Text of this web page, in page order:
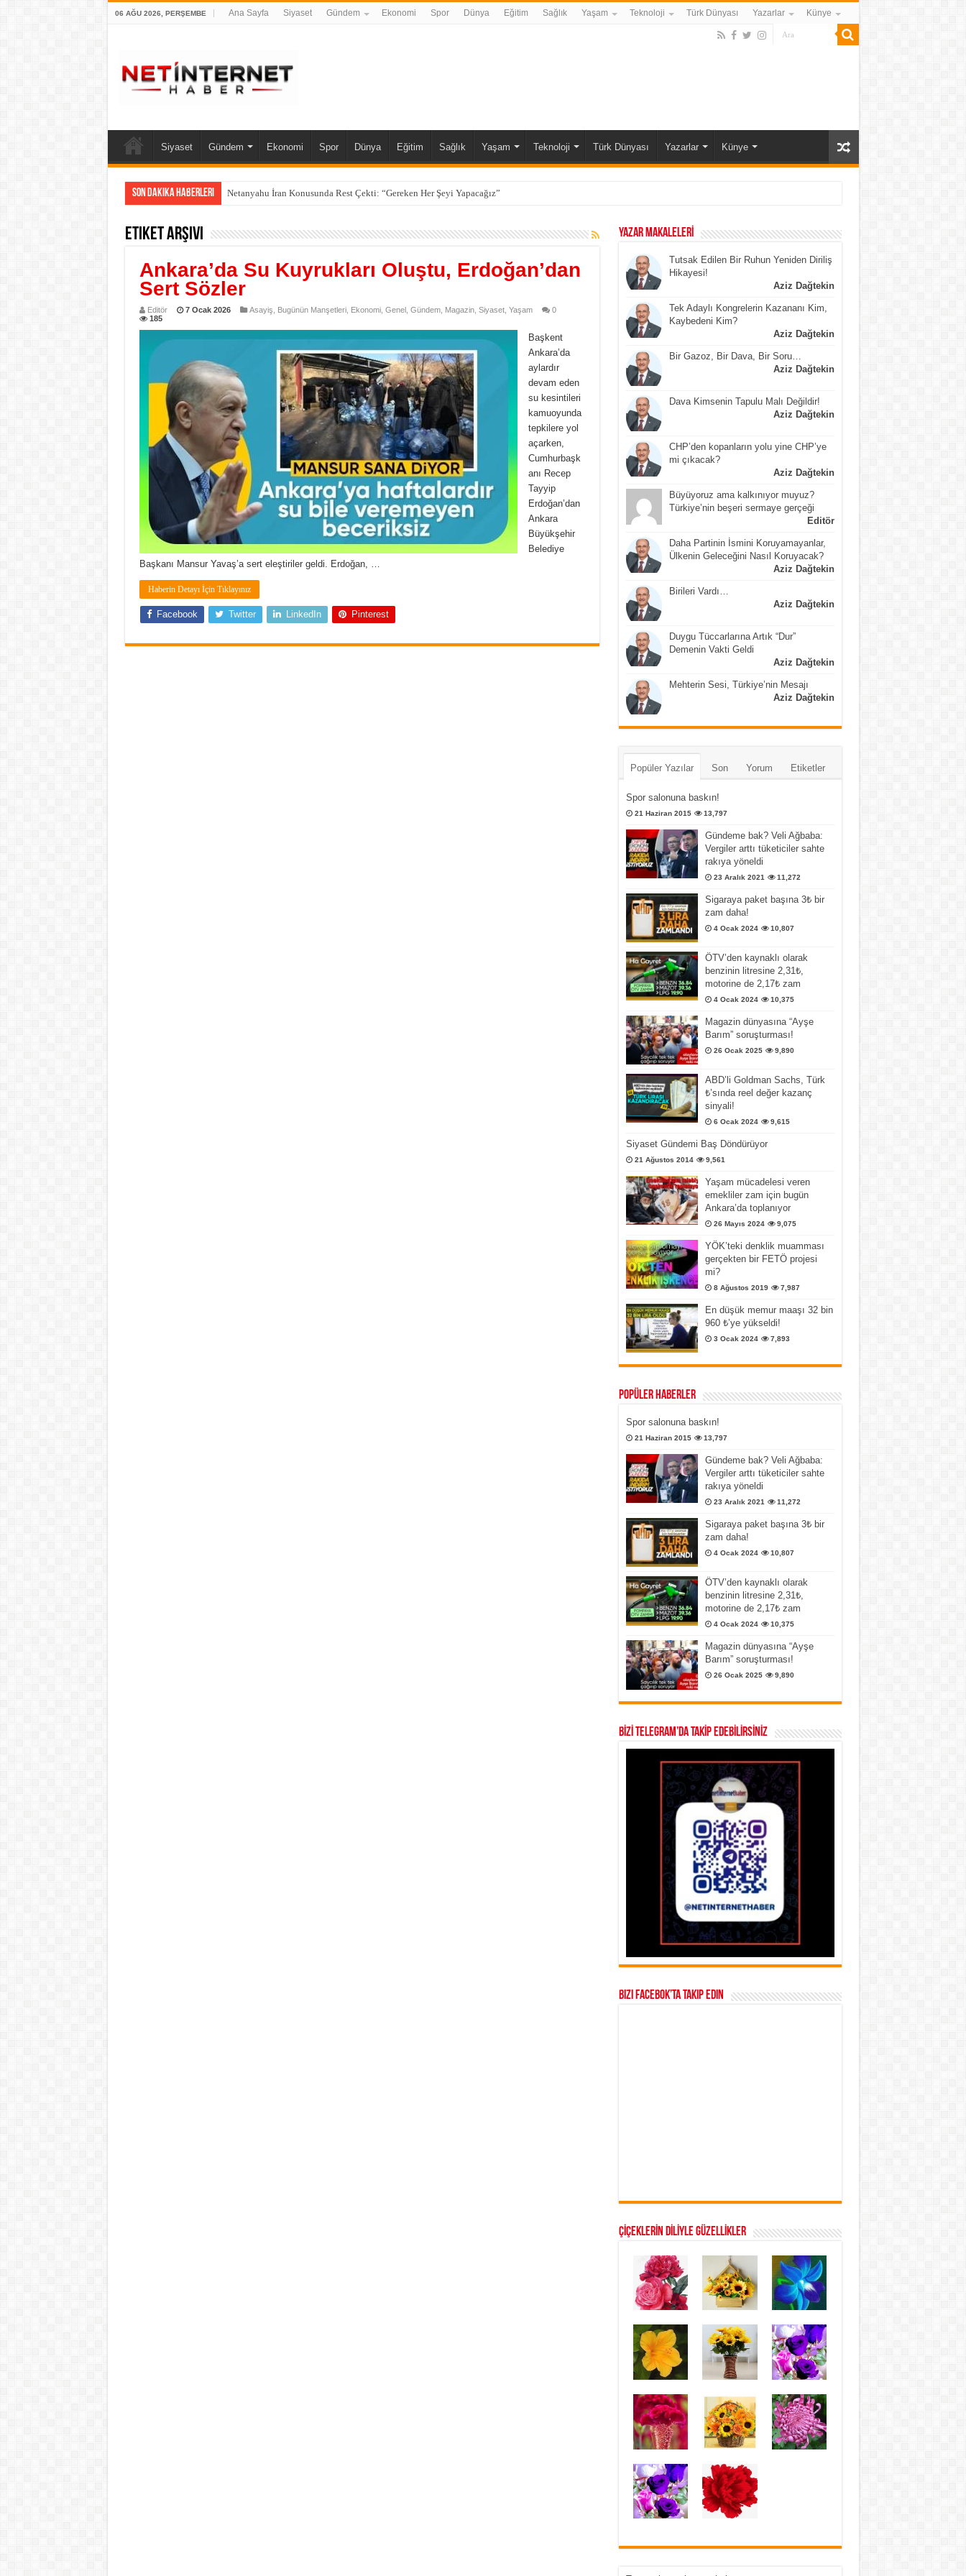
06 AĞU 2026, PERŞEMBE Ana Sayfa Siyaset Gündem Ekonomi Spor Dünya Eğitim Sağlık Yaşam Teknoloji Türk Dünyası Yazarlar Künye
Siyaset Gündem Ekonomi Spor Dünya Eğitim Sağlık Yaşam Teknoloji Türk Dünyası Yazarlar Künye
Son Dakika Haberleri Netanyahu İran Konusunda Rest Çekti: “Gereken Her Şeyi Yapacağız”
Etiket Arşivi
Ankara’da Su Kuyrukları Oluştu, Erdoğan’dan
Sert Sözler
Editör 7 Ocak 2026 Asayiş Bugünün Manşetleri, Ekonomi, Genel, Gündem, Magazin, Siyaset, Yaşam
0
185
Başkent
Ankara’da
aylardır
devam eden
su kesintileri
kamuoyunda
tepkilere yol
açarken,
Cumhurbaşk
anı Recep
Tayyip
Erdoğan’dan
Ankara
Büyükşehir
Belediye
Başkanı Mansur Yavaş’a sert eleştiriler geldi. Erdoğan, …
Haberin Detayı İçin Tıklayınız
Facebook Twitter LinkedIn Pinterest
YAZAR MAKALELERİ
Tutsak Edilen Bir Ruhun Yeniden Diriliş
Hikayesi!
Aziz Dağtekin
Tek Adaylı Kongrelerin Kazananı Kim,
Kaybedeni Kim?
Aziz Dağtekin
Bir Gazoz, Bir Dava, Bir Soru…
Aziz Dağtekin
Dava Kimsenin Tapulu Malı Değildir!
Aziz Dağtekin
CHP’den kopanların yolu yine CHP’ye
mi çıkacak?
Aziz Dağtekin
Büyüyoruz ama kalkınıyor muyuz?
Türkiye’nin beşeri sermaye gerçeği
Editör
Daha Partinin İsmini Koruyamayanlar,
Ülkenin Geleceğini Nasıl Koruyacak?
Aziz Dağtekin
Birileri Vardı…
Aziz Dağtekin
Duygu Tüccarlarına Artık “Dur”
Demenin Vakti Geldi
Aziz Dağtekin
Mehterin Sesi, Türkiye’nin Mesajı
Aziz Dağtekin
Popüler Yazılar Son Yorum Etiketler
Spor salonuna baskın!
21 Haziran 2015 13,797
Gündeme bak? Veli Ağbaba:
Vergiler arttı tüketiciler sahte
rakıya yöneldi
23 Aralık 2021 11,272
Sigaraya paket başına 3₺ bir
zam daha!
4 Ocak 2024 10,807
ÖTV’den kaynaklı olarak
benzinin litresine 2,31₺,
motorine de 2,17₺ zam
4 Ocak 2024 10,375
Magazin dünyasına “Ayşe
Barım” soruşturması!
26 Ocak 2025 9,890
ABD’li Goldman Sachs, Türk
₺’sında reel değer kazanç
sinyali!
6 Ocak 2024 9,615
Siyaset Gündemi Baş Döndürüyor
21 Ağustos 2014 9,561
Yaşam mücadelesi veren
emekliler zam için bugün
Ankara’da toplanıyor
26 Mayıs 2024 9,075
YÖK’teki denklik muamması
gerçekten bir FETÖ projesi
mi?
8 Ağustos 2019 7,987
En düşük memur maaşı 32 bin
960 ₺’ye yükseldi!
3 Ocak 2024 7,893
Popüler Haberler
Spor salonuna baskın!
21 Haziran 2015 13,797
Gündeme bak? Veli Ağbaba:
Vergiler arttı tüketiciler sahte
rakıya yöneldi
23 Aralık 2021 11,272
Sigaraya paket başına 3₺ bir
zam daha!
4 Ocak 2024 10,807
ÖTV’den kaynaklı olarak
benzinin litresine 2,31₺,
motorine de 2,17₺ zam
4 Ocak 2024 10,375
Magazin dünyasına “Ayşe
Barım” soruşturması!
26 Ocak 2025 9,890
BİZİ TELEGRAM’DA TAKİP EDEBİLİRSİNİZ
Bizi Facebok’ta takip edin
ÇİÇEKLERİN DİLİYLE GÜZELLİKLER